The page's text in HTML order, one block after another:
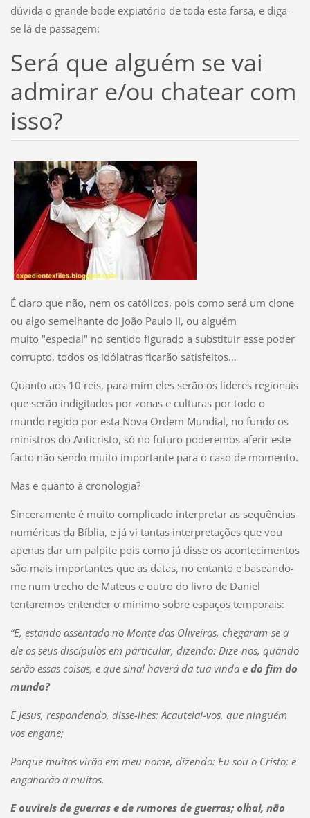
dúvida o grande bode expiatório de toda esta farsa, e diga-
se lá de passagem:
Será que alguém se vai
admirar e/ou chatear com
isso?
É claro que não, nem os católicos, pois como será um clone
ou algo semelhante do João Paulo II, ou alguém
muito "especial" no sentido figurado a substituir esse poder
corrupto, todos os idólatras ficarão satisfeitos…
Quanto aos 10 reis, para mim eles serão os líderes regionais
que serão indigitados por zonas e culturas por todo o
mundo regido por esta Nova Ordem Mundial, no fundo os
ministros do Anticristo, só no futuro poderemos aferir este
facto não sendo muito importante para o caso de momento.
Mas e quanto à cronologia?
Sinceramente é muito complicado interpretar as sequências
numéricas da Bíblia, e já vi tantas interpretações que vou
apenas dar um palpite pois como já disse os acontecimentos
são mais importantes que as datas, no entanto e baseando-
me num trecho de Mateus e outro do livro de Daniel
tentaremos entender o mínimo sobre espaços temporais:
“E, estando assentado no Monte das Oliveiras, chegaram-se a
ele os seus discípulos em particular, dizendo: Dize-nos, quando
serão essas coisas, e que sinal haverá da tua vinda e do fim do
mundo?
E Jesus, respondendo, disse-lhes: Acautelai-vos, que ninguém
vos engane;
Porque muitos virão em meu nome, dizendo: Eu sou o Cristo; e
enganarão a muitos.
E ouvireis de guerras e de rumores de guerras; olhai, não